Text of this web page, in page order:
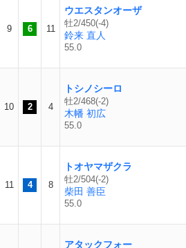
9 6 11
ウエスタンオーザ
牡2/450(-4)
鈴来 直人
55.0
10 2 4
トシノシーロ
牡2/468(-2)
木幡 初広
55.0
11 4 8
トオヤマザクラ
牡2/504(-2)
柴田 善臣
55.0
アタックフォー